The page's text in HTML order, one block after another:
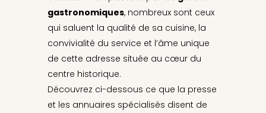
gastronomiques, nombreux sont ceux
qui saluent la qualité de sa cuisine, la
convivialité du service et l’âme unique
de cette adresse située au cœur du
centre historique.
Découvrez ci-dessous ce que la presse
et les annuaires spécialisés disent de